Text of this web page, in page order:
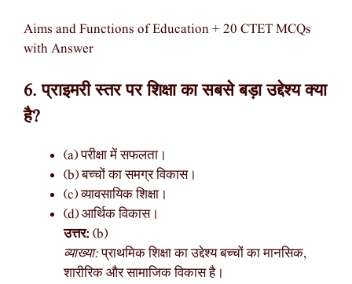
Aims and Functions of Education + 20 CTET MCQs
with Answer
6. प्राइमरी स्तर पर शिक्षा का सबसे बड़ा उद्देश्य क्या
है?
(a) परीक्षा में सफलता।
(b) बच्चों का समग्र विकास।
(c) व्यावसायिक शिक्षा।
(d) आर्थिक विकास।
उत्तर: (b)
व्याख्या:प्राथमिक शिक्षा का उद्देश्य बच्चों का मानसिक,
शारीरिक और सामाजिक विकास है।